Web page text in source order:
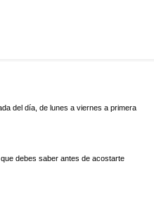
del día, de lunes a viernes a primera
debes saber antes de acostarte